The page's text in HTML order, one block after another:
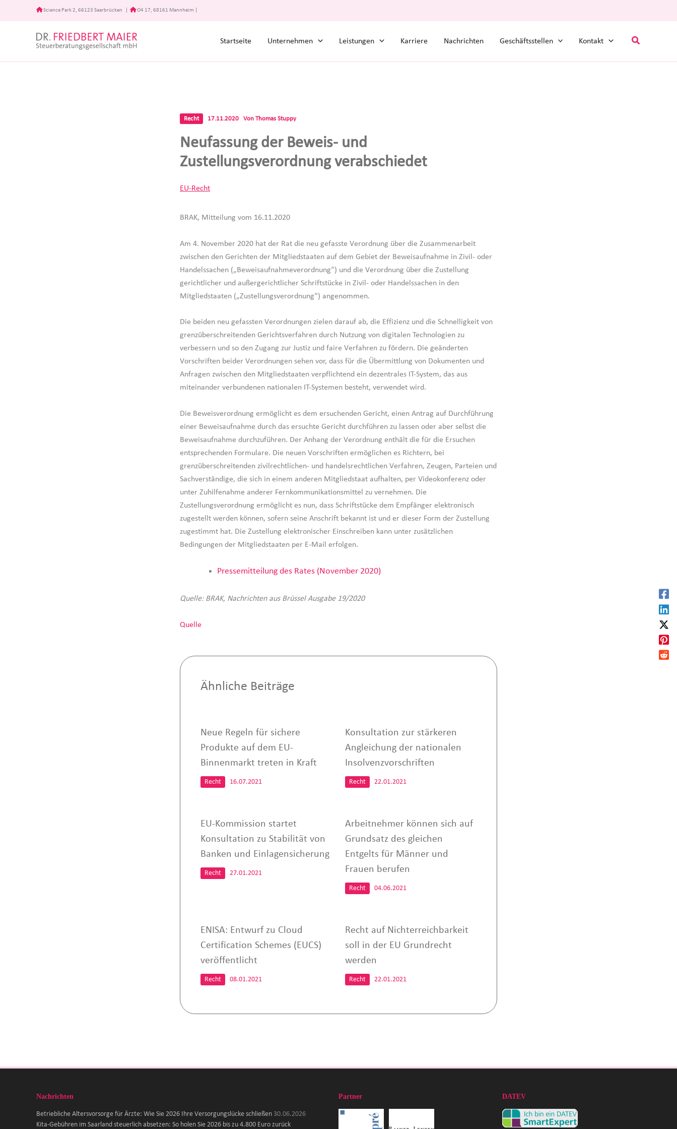
Science Park 2, 66123 Saarbrücken O4 17, 68161 Mannheim
Startseite Unternehmen Leistungen Karriere Nachrichten Geschäftsstellen Kontakt Suchen
Recht 17.11.2020 Von Thomas Stuppy
Neufassung der Beweis- und
Zustellungsverordnung verabschiedet
EU-Recht
BRAK, Mitteilung vom 16.11.2020
Am 4. November 2020 hat der Rat die neu gefasste Verordnung über die Zusammenarbeit
zwischen den Gerichten der Mitgliedstaaten auf dem Gebiet der Beweisaufnahme in Zivil- oder
Handelssachen („Beweisaufnahmeverordnung“) und die Verordnung über die Zustellung
gerichtlicher und außergerichtlicher Schriftstücke in Zivil- oder Handelssachen in den
Mitgliedstaaten („Zustellungsverordnung“) angenommen.
Die beiden neu gefassten Verordnungen zielen darauf ab, die Effizienz und die Schnelligkeit von
grenzüberschreitenden Gerichtsverfahren durch Nutzung von digitalen Technologien zu
verbessern und so den Zugang zur Justiz und faire Verfahren zu fördern. Die geänderten
Vorschriften beider Verordnungen sehen vor, dass für die Übermittlung von Dokumenten und
Anfragen zwischen den Mitgliedstaaten verpflichtend ein dezentrales IT-System, das aus
miteinander verbundenen nationalen IT-Systemen besteht, verwendet wird.
Die Beweisverordnung ermöglicht es dem ersuchenden Gericht, einen Antrag auf Durchführung
einer Beweisaufnahme durch das ersuchte Gericht durchführen zu lassen oder aber selbst die
Beweisaufnahme durchzuführen. Der Anhang der Verordnung enthält die für die Ersuchen
entsprechenden Formulare. Die neuen Vorschriften ermöglichen es Richtern, bei
grenzüberschreitenden zivilrechtlichen- und handelsrechtlichen Verfahren, Zeugen, Parteien und
Sachverständige, die sich in einem anderen Mitgliedstaat aufhalten, per Videokonferenz oder
unter Zuhilfenahme anderer Fernkommunikationsmittel zu vernehmen. Die
Zustellungsverordnung ermöglicht es nun, dass Schriftstücke dem Empfänger elektronisch
zugestellt werden können, sofern seine Anschrift bekannt ist und er dieser Form der Zustellung
zugestimmt hat. Die Zustellung elektronischer Einschreiben kann unter zusätzlichen
Bedingungen der Mitgliedstaaten per E-Mail erfolgen.
Pressemitteilung des Rates (November 2020)
Quelle: BRAK, Nachrichten aus Brüssel Ausgabe 19/2020
Quelle
Ähnliche Beiträge
Neue Regeln für sichere
Produkte auf dem EU-
Binnenmarkt treten in Kraft
Recht 16.07.2021
Konsultation zur stärkeren
Angleichung der nationalen
Insolvenzvorschriften
Recht 22.01.2021
EU-Kommission startet
Konsultation zu Stabilität von
Banken und Einlagensicherung
Recht 27.01.2021
Arbeitnehmer können sich auf
Grundsatz des gleichen
Entgelts für Männer und
Frauen berufen
Recht 04.06.2021
ENISA: Entwurf zu Cloud
Certification Schemes (EUCS)
veröffentlicht
Recht 08.01.2021
Recht auf Nichterreichbarkeit
soll in der EU Grundrecht
werden
Recht 22.01.2021
Nachrichten
Betriebliche Altersvorsorge für Ärzte: Wie Sie 2026 Ihre Versorgungslücke schließen 30.06.2026
Kita-Gebühren im Saarland steuerlich absetzen: So holen Sie 2026 bis zu 4.800 Euro zurück
Partner DATEV